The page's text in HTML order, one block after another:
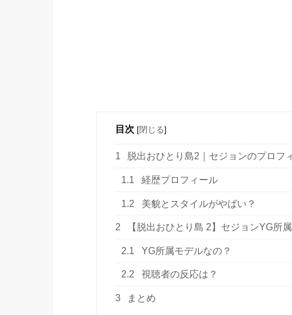
目次 [閉じる]
1 脱出おひとり島2｜セジョンのプロフ
1.1 経歴プロフィール
1.2 美貌とスタイルがやばい？
2 【脱出おひとり島 2】セジョンYG所
2.1 YG所属モデルなの？
2.2 視聴者の反応は？
3 まとめ